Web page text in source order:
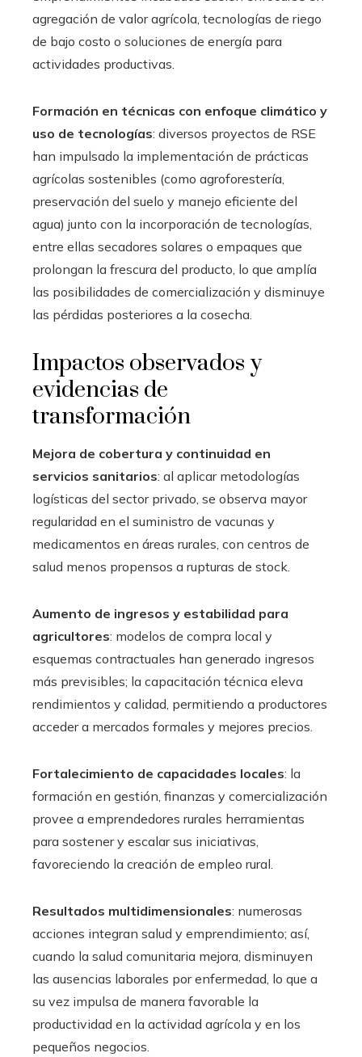
agregación de valor agrícola, tecnologías de riego
de bajo costo o soluciones de energía para
actividades productivas.
Formación en técnicas con enfoque climático y
uso de tecnologías: diversos proyectos de RSE
han impulsado la implementación de prácticas
agrícolas sostenibles (como agroforestería,
preservación del suelo y manejo eficiente del
agua) junto con la incorporación de tecnologías,
entre ellas secadores solares o empaques que
prolongan la frescura del producto, lo que amplía
las posibilidades de comercialización y disminuye
las pérdidas posteriores a la cosecha.
Impactos observados y
evidencias de
transformación
Mejora de cobertura y continuidad en
servicios sanitarios: al aplicar metodologías
logísticas del sector privado, se observa mayor
regularidad en el suministro de vacunas y
medicamentos en áreas rurales, con centros de
salud menos propensos a rupturas de stock.
Aumento de ingresos y estabilidad para
agricultores: modelos de compra local y
esquemas contractuales han generado ingresos
más previsibles; la capacitación técnica eleva
rendimientos y calidad, permitiendo a productores
acceder a mercados formales y mejores precios.
Fortalecimiento de capacidades locales: la
formación en gestión, finanzas y comercialización
provee a emprendedores rurales herramientas
para sostener y escalar sus iniciativas,
favoreciendo la creación de empleo rural.
Resultados multidimensionales: numerosas
acciones integran salud y emprendimiento; así,
cuando la salud comunitaria mejora, disminuyen
las ausencias laborales por enfermedad, lo que a
su vez impulsa de manera favorable la
productividad en la actividad agrícola y en los
pequeños negocios.